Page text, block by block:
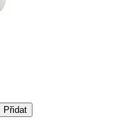
Přidat